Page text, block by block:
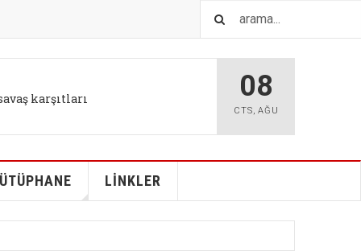
karşıtları 08
CTS, AĞU
LİNKLER